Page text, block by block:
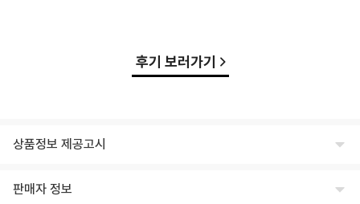
후기 보러가기
상품정보 제공고시
상세페이지 하단 참고
판매자 정보